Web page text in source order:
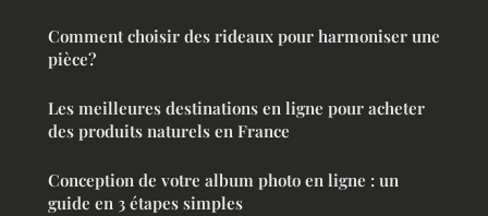
Comment choisir des rideaux pour harmoniser une
pièce?
Les meilleures destinations en ligne pour acheter
des produits naturels en France
Conception de votre album photo en ligne : un
guide en 3 étapes simples